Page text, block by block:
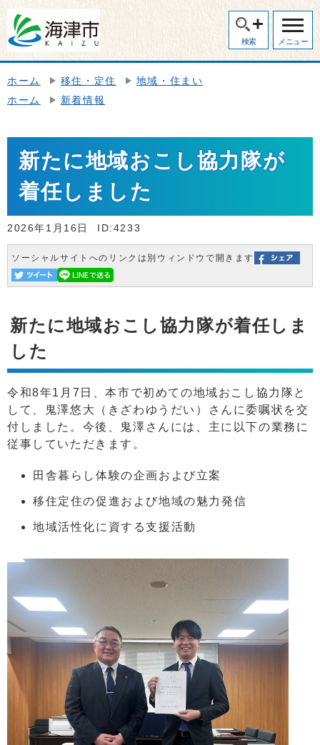
検索 メニュー
ホーム 移住・定住
地域・住まい
ホーム
新着情報
新たに地域おこし協力隊が
着任しました
2026年1月16日 ID:4233
ソーシャルサイトへのリンクは別ウィンドウで開きます
新たに地域おこし協力隊が着任しま
した
令和8年1月7日、本市で初めての地域おこし協力隊と
して、鬼澤悠大（きざわゆうだい）さんに委嘱状を交
付しました。今後、鬼澤さんには、主に以下の業務に
従事していただきます。
田舎暮らし体験の企画および立案
移住定住の促進および地域の魅力発信
地域活性化に資する支援活動